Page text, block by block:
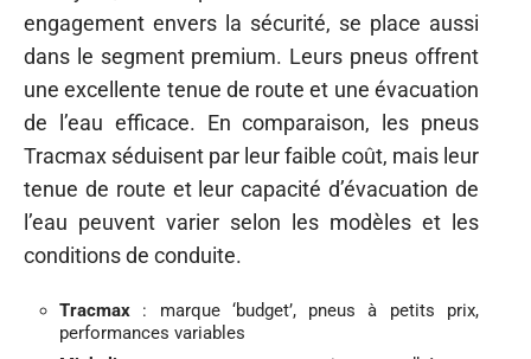
engagement envers la sécurité, se place aussi
dans le segment premium. Leurs pneus offrent
une excellente tenue de route et une évacuation
de l’eau efficace. En comparaison, les pneus
Tracmax séduisent par leur faible coût, mais leur
tenue de route et leur capacité d’évacuation de
l’eau peuvent varier selon les modèles et les
conditions de conduite.
Tracmax : marque ‘budget’, pneus à petits prix,
performances variables